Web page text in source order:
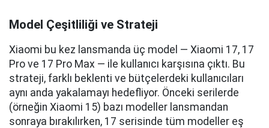
Model Çeşitliliği ve Strateji
Xiaomi bu kez lansmanda üç model — Xiaomi 17, 17
Pro ve 17 Pro Max — ile kullanıcı karşısına çıktı. Bu
strateji, farklı beklenti ve bütçelerdeki kullanıcıları
aynı anda yakalamayı hedefliyor. Önceki serilerde
(örneğin Xiaomi 15) bazı modeller lansmandan
sonraya bırakılırken, 17 serisinde tüm modeller eş